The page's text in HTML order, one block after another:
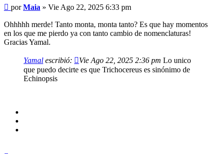
Mensaje
porMaia » Vie Ago 22, 2025 6:33 pm
Ohhhhh merde! Tanto monta, monta tanto? Es que hay momentos
en los que me pierdo ya con tanto cambio de nomenclaturas!
Gracias Yamal.
Yamal escribió: Vie Ago 22, 2025 2:36 pm Lo unico
que puedo decirte es que Trichocereus es sinónimo de
Echinopsis